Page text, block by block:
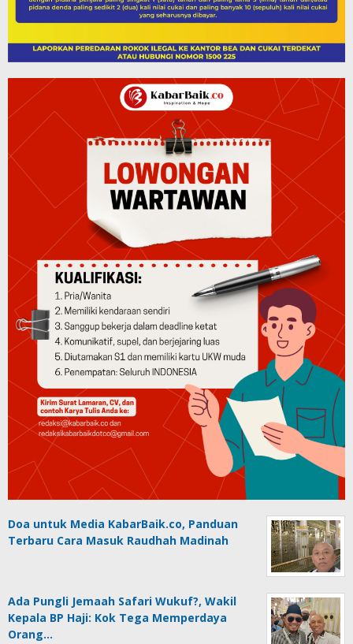
Doa untuk Media KabarBaik.co, Panduan
Terbaru Cara Masuk Raudhah Madinah
Ada Pungli Jemaah Safari Wukuf?, Wakil
Kepala BP Haji: Kok Tega Memperdaya
Orang…